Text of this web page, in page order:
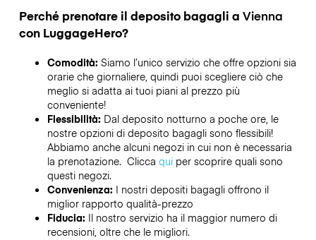
Perché prenotare il deposito bagagli a Vienna
con LuggageHero?
Comodità: Siamo l’unico servizio che offre opzioni sia
orarie che giornaliere, quindi puoi scegliere ciò che
meglio si adatta ai tuoi piani al prezzo più
conveniente!
Flessibilità: Dal deposito notturno a poche ore, le
nostre opzioni di deposito bagagli sono flessibili!
Abbiamo anche alcuni negozi in cui non è necessaria
la prenotazione. Clicca quiper scoprire quali sono
questi negozi.
Convenienza: I nostri depositi bagagli offrono il
miglior rapporto qualità-prezzo
Fiducia: Il nostro servizio ha il maggior numero di
recensioni, oltre che le migliori.